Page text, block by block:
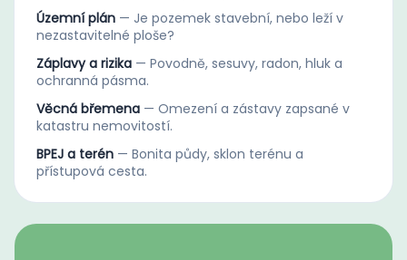
Územní plán — Je pozemek stavební, nebo leží v
nezastavitelné ploše?
Záplavy a rizika — Povodně, sesuvy, radon, hluk a
ochranná pásma.
Věcná břemena — Omezení a zástavy zapsané v
katastru nemovitostí.
BPEJ a terén — Bonita půdy, sklon terénu a
přístupová cesta.